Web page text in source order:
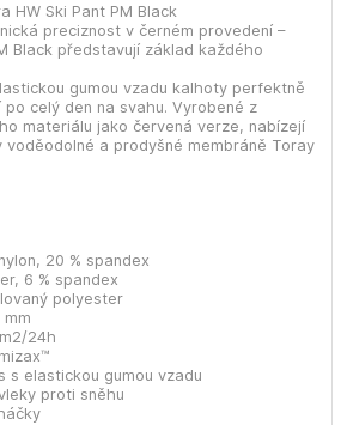
HW Ski Pant PM Black
preciznost v černém provedení –
Black představují základ každého
gumou vzadu kalhoty perfektně
celý den na svahu. Vyrobené z
materiálu jako červená verze, nabízejí
voděodolné a prodyšné membráně Toray
20 % spandex
6 % spandex
polyester
24h
s elastickou gumou vzadu
proti sněhu